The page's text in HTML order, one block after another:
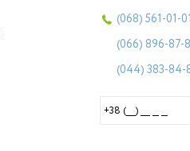
(068) 561-01-
(066) 896-87-
(044) 383-84-